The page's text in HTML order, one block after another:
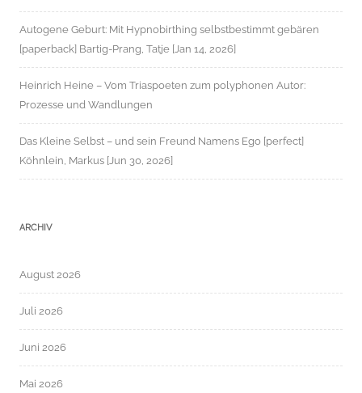
Autogene Geburt: Mit Hypnobirthing selbstbestimmt gebären
[paperback] Bartig-Prang, Tatje [Jan 14, 2026]
Heinrich Heine – Vom Triaspoeten zum polyphonen Autor:
Prozesse und Wandlungen
Das Kleine Selbst – und sein Freund Namens Ego [perfect]
Köhnlein, Markus [Jun 30, 2026]
ARCHIV
August 2026
Juli 2026
Juni 2026
Mai 2026